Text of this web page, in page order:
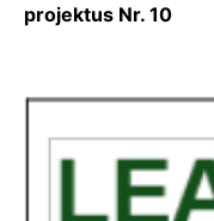
projektus Nr. 10